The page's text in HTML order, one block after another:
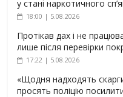
у стані наркотичного
18:00 | 5.08.2026
Протікав дах і не
лише після перевірки
17:22 | 5.08.2026
«Щодня надходять
просять поліцію